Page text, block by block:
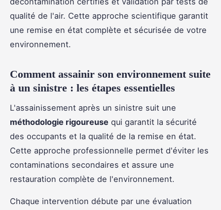
qualité de l'air. Cette approche scientifique garantit
une remise en état complète et sécurisée de votre
environnement.
Comment assainir son environnement suite
à un sinistre : les étapes essentielles
L'assainissement après un sinistre suit une
méthodologie rigoureuse qui garantit la sécurité
des occupants et la qualité de la remise en état.
Cette approche professionnelle permet d'éviter les
contaminations secondaires et assure une
restauration complète de l'environnement.
Chaque intervention débute par une évaluation